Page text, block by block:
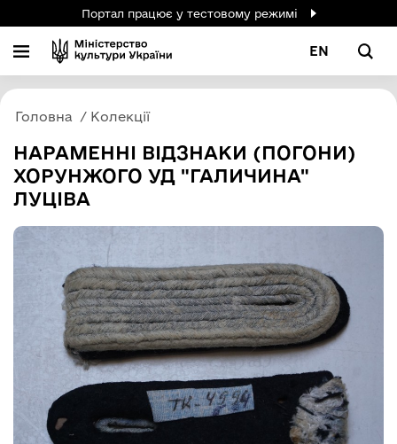
Портал працює у тестовому режимі
EN
Головна Колекції
НАРАМЕННІ ВІДЗНАКИ (ПОГОНИ)
ХОРУНЖОГО УД "ГАЛИЧИНА"
ЛУЦІВА